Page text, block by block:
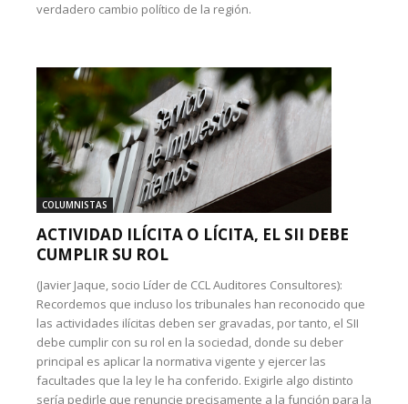
verdadero cambio político de la región.
COLUMNISTAS
ACTIVIDAD ILÍCITA O LÍCITA, EL SII DEBE
CUMPLIR SU ROL
(Javier Jaque, socio Líder de CCL Auditores Consultores):
Recordemos que incluso los tribunales han reconocido que
las actividades ilícitas deben ser gravadas, por tanto, el SII
debe cumplir con su rol en la sociedad, donde su deber
principal es aplicar la normativa vigente y ejercer las
facultades que la ley le ha conferido. Exigirle algo distinto
sería pedirle que renuncie precisamente a la función para la